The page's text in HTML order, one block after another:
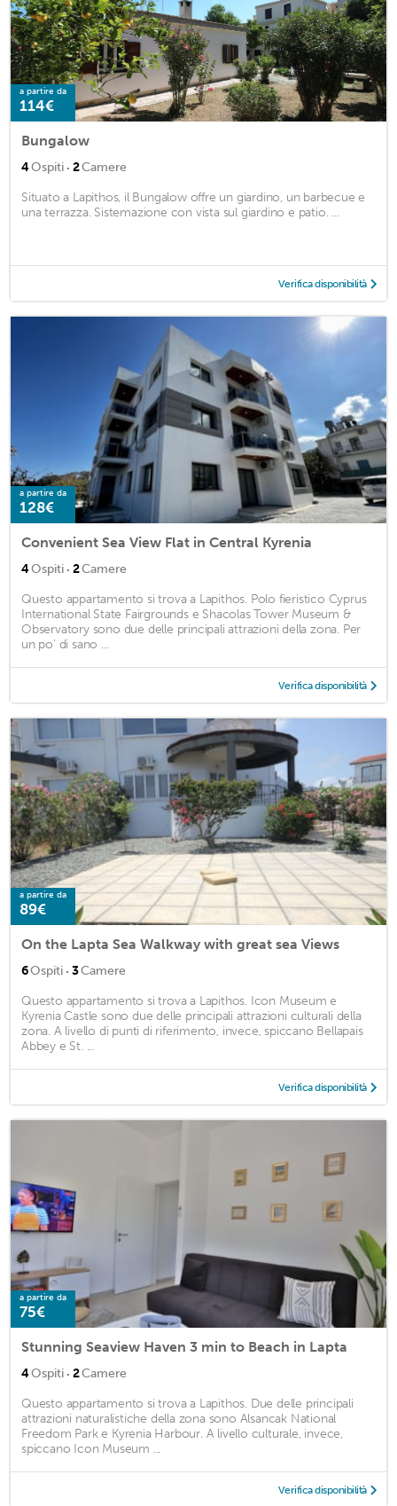
a partire da
114€
Bungalow
4Ospiti · 2Camere
Situato a Lapithos, il Bungalow offre un giardino, un barbecue e
una terrazza. Sistemazione con vista sul giardino e patio. ...
Verifica disponibilità
a partire da
128€
Convenient Sea View Flat in Central Kyrenia
4Ospiti · 2Camere
Questo appartamento si trova a Lapithos. Polo fieristico Cyprus
International State Fairgrounds e Shacolas Tower Museum &
Observatory sono due delle principali attrazioni della zona. Per
un po' di sano ...
Verifica disponibilità
a partire da
89€
On the Lapta Sea Walkway with great sea Views
6Ospiti · 3Camere
Questo appartamento si trova a Lapithos. Icon Museum e
Kyrenia Castle sono due delle principali attrazioni culturali della
zona. A livello di punti di riferimento, invece, spiccano Bellapais
Abbey e St. ...
Verifica disponibilità
a partire da
75€
Stunning Seaview Haven 3 min to Beach in Lapta
4Ospiti · 2Camere
Questo appartamento si trova a Lapithos. Due delle principali
attrazioni naturalistiche della zona sono Alsancak National
Freedom Park e Kyrenia Harbour. A livello culturale, invece,
spiccano Icon Museum ...
Verifica disponibilità